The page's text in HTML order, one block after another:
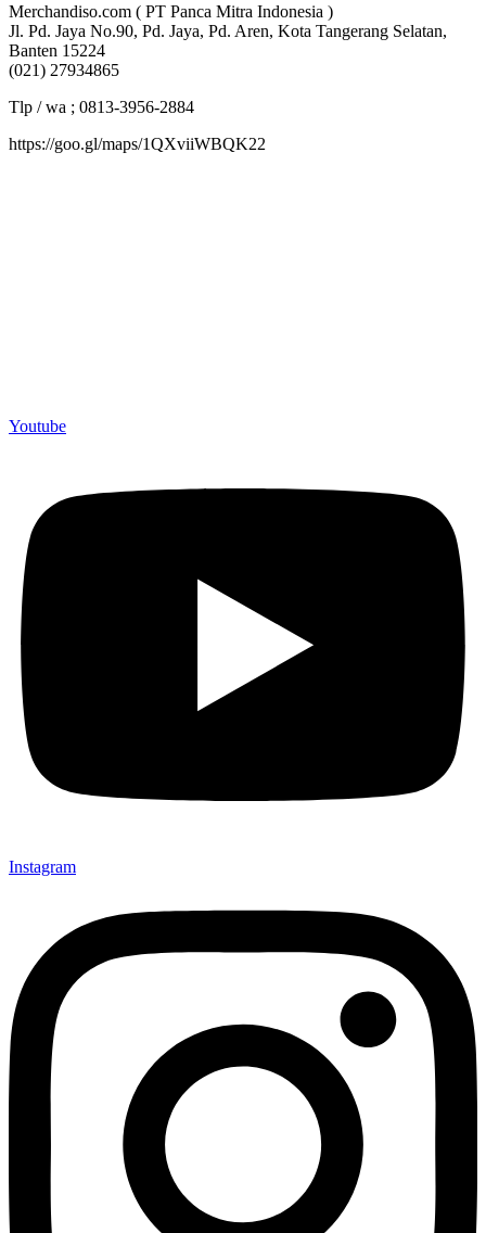
Merchandiso.com ( PT Panca Mitra Indonesia )
Jl. Pd. Jaya No.90, Pd. Jaya, Pd. Aren, Kota Tangerang Selatan,
Banten 15224
(021) 27934865
Tlp / wa ; 0813-3956-2884
https://goo.gl/maps/1QXviiWBQK22
Youtube
Instagram